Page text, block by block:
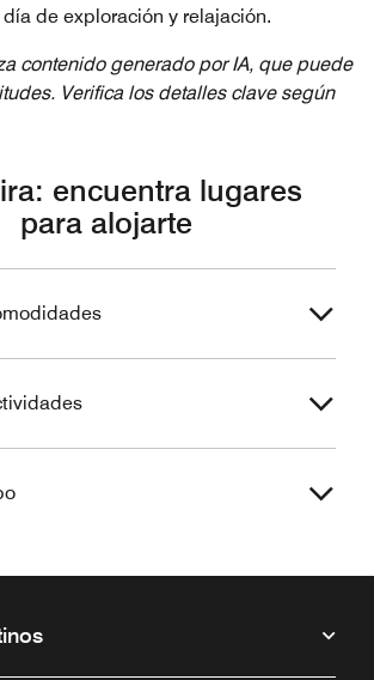
de exploración y relajación.
contenido generado por IA, que puede
Verifica los detalles clave según
encuentra lugares
para alojarte